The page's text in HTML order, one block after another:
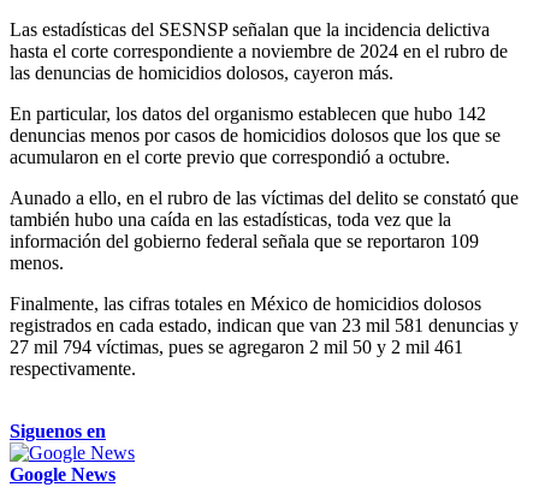
Las estadísticas del SESNSP señalan que la incidencia delictiva
hasta el corte correspondiente a noviembre de 2024 en el rubro de
las denuncias de homicidios dolosos, cayeron más.
En particular, los datos del organismo establecen que hubo 142
denuncias menos por casos de homicidios dolosos que los que se
acumularon en el corte previo que correspondió a octubre.
Aunado a ello, en el rubro de las víctimas del delito se constató que
también hubo una caída en las estadísticas, toda vez que la
información del gobierno federal señala que se reportaron 109
menos.
Finalmente, las cifras totales en México de homicidios dolosos
registrados en cada estado, indican que van 23 mil 581 denuncias y
27 mil 794 víctimas, pues se agregaron 2 mil 50 y 2 mil 461
respectivamente.
Siguenos en
Google News